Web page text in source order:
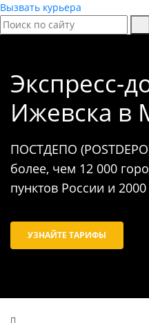
Вызвать курьера
Экспресс-
Ижевска в
ПОСТДЕПО
более, чем 12 000
пунктов России и
УЗНАЙТЕ ТАРИФЫ